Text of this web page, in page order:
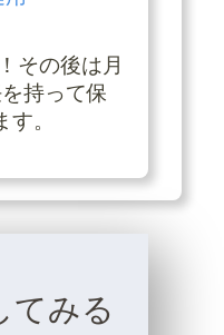
その後は月
持って保
。
てみる